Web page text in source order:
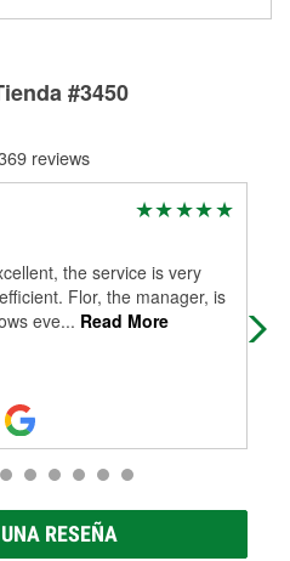
para tu reparación.
de freno
#3450
reviews
the service is very
Flor, the manager, is
eve... Read More
the
RESEÑA